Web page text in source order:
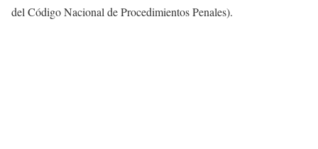
del Código Nacional de Procedimientos Penales).